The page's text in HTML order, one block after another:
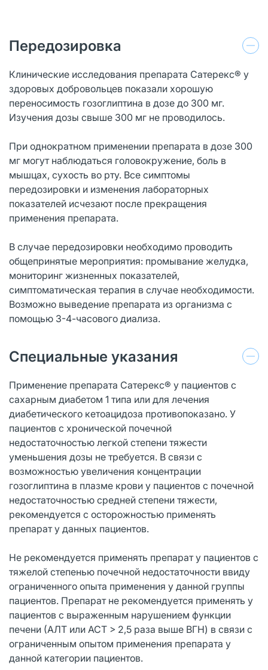
Передозировка
Клинические исследования препарата Сатерекс® у
здоровых добровольцев показали хорошую
переносимость гозоглиптина в дозе до 300 мг.
Изучения дозы свыше 300 мг не проводилось.
При однократном применении препарата в дозе 300
мг могут наблюдаться головокружение, боль в
мышцах, сухость во рту. Все симптомы
передозировки и изменения лабораторных
показателей исчезают после прекращения
применения препарата.
В случае передозировки необходимо проводить
общепринятые мероприятия: промывание желудка,
мониторинг жизненных показателей,
симптоматическая терапия в случае необходимости.
Возможно выведение препарата из организма с
помощью 3-4-часового диализа.
Специальные указания
Применение препарата Сатерекс® у пациентов с
сахарным диабетом 1 типа или для лечения
диабетического кетоацидоза противопоказано. У
пациентов с хронической почечной
недостаточностью легкой степени тяжести
уменьшения дозы не требуется. В связи с
возможностью увеличения концентрации
гозоглиптина в плазме крови у пациентов с почечной
недостаточностью средней степени тяжести,
рекомендуется с осторожностью применять
препарат у данных пациентов.
Не рекомендуется применять препарат у пациентов с
тяжелой степенью почечной недостаточности ввиду
ограниченного опыта применения у данной группы
пациентов. Препарат не рекомендуется применять у
пациентов с выраженным нарушением функции
печени (АЛТ или АСТ > 2,5 раза выше ВГН) в связи с
ограниченным опытом применения препарата у
данной категории пациентов.